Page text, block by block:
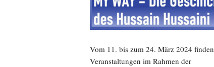
Vom 11. bis zum 24. März 2024 finden
Veranstaltungen im Rahmen der